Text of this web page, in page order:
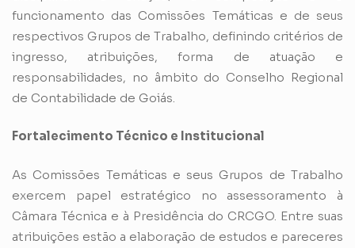
funcionamento das Comissões Temáticas e de seus
respectivos Grupos de Trabalho, definindo critérios de
ingresso, atribuições, forma de atuação e
responsabilidades, no âmbito do Conselho Regional
de Contabilidade de Goiás.
Fortalecimento Técnico e Institucional
As Comissões Temáticas e seus Grupos de Trabalho
exercem papel estratégico no assessoramento à
Câmara Técnica e à Presidência do CRCGO. Entre suas
atribuições estão a elaboração de estudos e pareceres